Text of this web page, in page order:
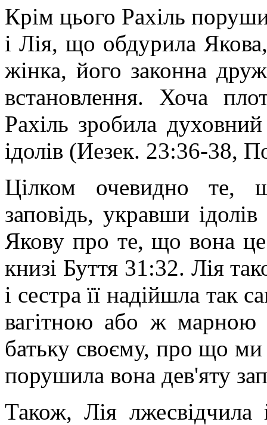
Крім цього Рахіль
і Лія, що обдурила
жінка, його законна
встановлення. Хоча
Рахіль зробила
ідолів (Иезек. 23:36-38,
Цілком очевидно те,
заповідь, укравши
Якову про те, що вона
книзі Буття 31:32. Лія
і сестра її надійшла так
вагітною або ж марною
батьку своєму, про що ми
порушила вона дев'яту
Також, Лія